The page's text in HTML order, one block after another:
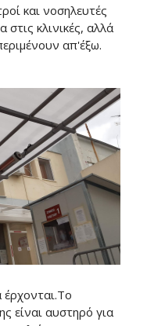
και νοσηλευτές
κλινικές, αλλά
απ'έξω.
έρχονται.Το
είναι αυστηρό για